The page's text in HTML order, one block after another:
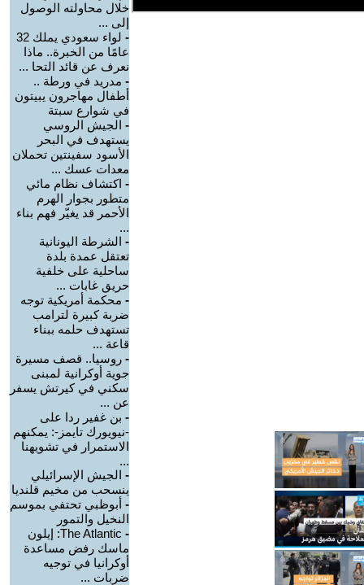
خلال محاولته الوصول
إلى ...
-
لواء سعودي يملك 32
عامًا من الخبرة.. ماذا
نعرف عن قائد التحا ...
- مدريد في ورطة ..
أطفال مهاجرون يبيتون
في شوارع سبتة
- الجيش الروسي
يستهدف في البحر
الأسود سفينتين تحملان
معدات عسك ...
- اكتشاف نظام مائي
متطور بجوار الهرم
الأحمر قد يغيّر فهم بناء
...
- الشرطة اليونانية
تعتقل عمدة بلدة
ساحلية على خلفية
حريق غابات ...
- محكمة أمريكية توجه
ضربة كبيرة لترامب
تستهدف حلمه ببناء
قاعة ...
- روسيا.. قصف مسيرة
جوية أوكرانية لمبنى
سكني في كيرتش يسفر
عن ...
- بن غفير ردا على
-نيويورك تايمز-: يمكنهم
الاستمرار في تشويهنا
...
- الجيش الإسرائيلي
ينسحب من مخيم قلنديا
- أبوظبي تحتفي بموسم
النخيل والتمور
-
The Atlantic: إيلون
ماسك رفض مساعدة
أوكرانيا في توجيه
ضربات ...